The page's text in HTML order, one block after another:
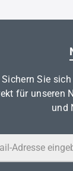
Sichern Sie
für unseren
und